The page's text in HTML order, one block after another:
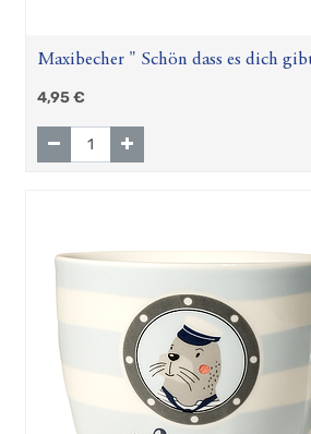
Maxibecher " Schön dass es dich
4,95€